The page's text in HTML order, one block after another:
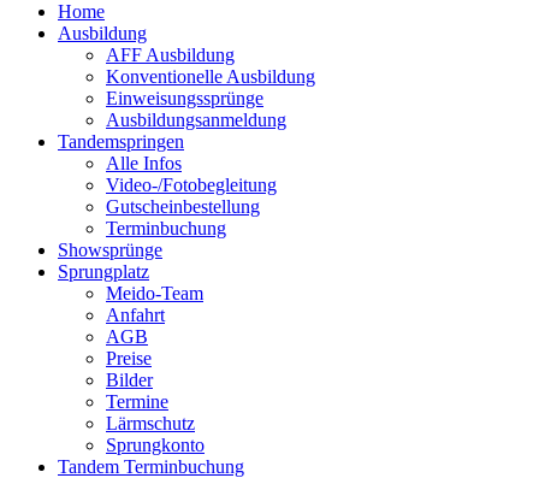
Home
Ausbildung
AFF Ausbildung
Konventionelle Ausbildung
Einweisungssprünge
Ausbildungsanmeldung
Tandemspringen
Alle Infos
Video-/Fotobegleitung
Gutscheinbestellung
Terminbuchung
Showsprünge
Sprungplatz
Meido-Team
Anfahrt
AGB
Preise
Bilder
Termine
Lärmschutz
Sprungkonto
Tandem Terminbuchung